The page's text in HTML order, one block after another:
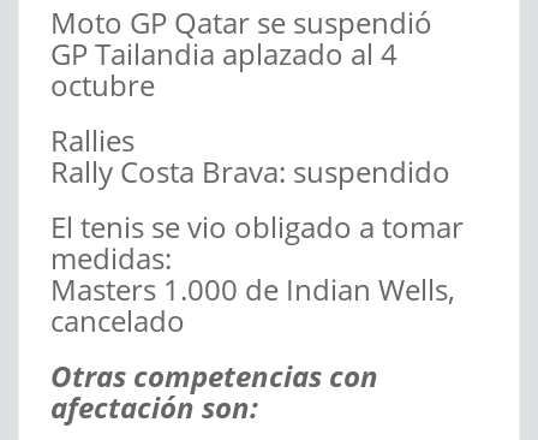
Moto GP Qatar se suspendió
GP Tailandia aplazado al 4
octubre
Rallies
Rally Costa Brava: suspendido
El tenis se vio obligado a tomar
medidas:
Masters 1.000 de Indian Wells,
cancelado
Otras competencias con
afectación son: